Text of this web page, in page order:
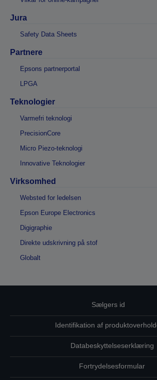
Jura
Safety Data Sheets
Partnere
Epsons partnerportal
LPGA
Teknologier
Varmefri teknologi
PrecisionCore
Micro Piezo-teknologi
Innovative Teknologier
Virksomhed
Websted for ledelsen
Epson Europe Electronics
Digigraphie
Direkte udskrivning på stof
Globalt
Sælgers id
Identifikation af
Databeskyttelseserklæring
Fortrydelsesformular